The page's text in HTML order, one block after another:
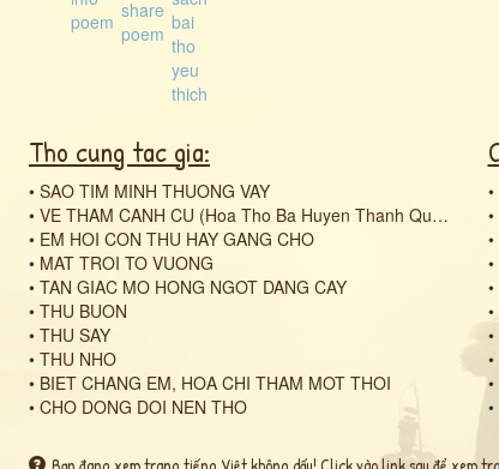
Tho cung tac gia:
• SAO TIM MINH THUONG VAY
• VE THAM CANH CU (Hoa Tho Ba Huyen Thanh Quan)
• EM HOI CON THU HAY GANG CHO
• MAT TROI TO VUONG
• TAN GIAC MO HONG NGOT DANG CAY
• THU BUON
• THU SAY
• THU NHO
• BIET CHANG EM, HOA CHI THAM MOT THOI
• CHO DONG DOI NEN THO
•
•
•
•
•
•
•
•
•
•